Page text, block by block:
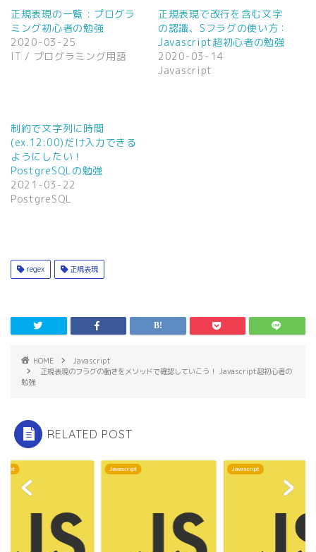
t
e
r
で
共
有
ン
ド
ウ
で
開
き
ま
す
)
有
す
る
に
は
ク
だ
さ
い
(
新
し
い
ウ
ィ
ン
ま
す
)
正規表現の一覧 : プログラ
ミング初心者の勉強
2020-03-25
IT / プログラミング用語
正規表現で改行を含む文字
の認識、Sフラグの使い方：
Javascript超初心者の勉強
2020-03-14
Javascript
制約で文字列に時間
(ex.12:00)だけ入力できる
ようにしたい！
PostgreSQLの勉強
2021-03-22
PostgreSQL
regex 正規表現
HOME
Javascript
正規表現のフラグの動きをメソッドで確認していこう！ Javascript超初心者の
勉強
RELATED POST
Javascript Javascript